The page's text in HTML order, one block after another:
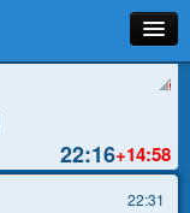
22:16+14:58
22:31